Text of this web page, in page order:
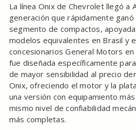
La línea Onix de Chevrolet llegó a
generación que rápidamente ganó
segmento de compactos,
modelos equivalentes en Brasil y
concesionarios General Motors en
fue diseñada específicamente
de mayor sensibilidad al precio
Onix, ofreciendo el motor y la
una versión con equipamiento
mismo nivel de confiabilidad
más completas.